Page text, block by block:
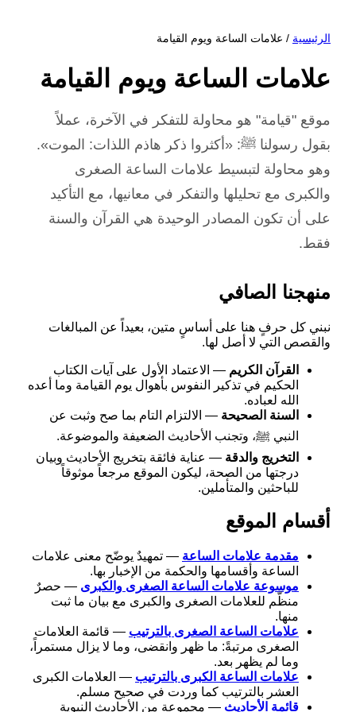
الرئيسية / علامات الساعة ويوم القيامة
علامات الساعة ويوم القيامة
موقع "قيامة" هو محاولة للتفكر في الآخرة، عملاً
بقول رسولنا ﷺ: «أكثروا ذكر هاذم اللذات: الموت».
وهو محاولة لتبسيط علامات الساعة الصغرى
والكبرى مع تحليلها والتفكر في معانيها، مع التأكيد
على أن تكون المصادر الوحيدة هي القرآن والسنة
فقط.
منهجنا الصافي
نبني كل حرفٍ هنا على أساسٍ متين، بعيداً عن المبالغات
والقصص التي لا أصل لها.
القرآن الكريم — الاعتماد الأول على آيات الكتاب
الحكيم في تذكير النفوس بأهوال يوم القيامة وما أعده
الله لعباده.
السنة الصحيحة — الالتزام التام بما صح وثبت عن
النبي ﷺ، وتجنب الأحاديث الضعيفة والموضوعة.
التخريج والدقة — عناية فائقة بتخريج الأحاديث وبيان
درجتها من الصحة، ليكون الموقع مرجعاً موثوقاً
للباحثين والمتأملين.
أقسام الموقع
مقدمة علامات الساعة — تمهيدٌ يوضّح معنى علامات
الساعة وأقسامها والحكمة من الإخبار بها.
موسوعة علامات الساعة الصغرى والكبرى — حصرٌ
منظّم للعلامات الصغرى والكبرى مع بيان ما ثبت
منها.
علامات الساعة الصغرى بالترتيب — قائمة العلامات
الصغرى مرتبةً: ما ظهر وانقضى، وما لا يزال مستمراً،
وما لم يظهر بعد.
علامات الساعة الكبرى بالترتيب — العلامات الكبرى
العشر بالترتيب كما وردت في صحيح مسلم.
قائمة الأحاديث — مجموعة من الأحاديث النبوية